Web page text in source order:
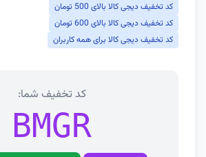
کد تخفیف دیجی کالا بالای 500 تومان
کد تخفیف دیجی کالا بالای 600 تومان
کد تخفیف دیجی کالا برای همه کاربران
کد تخفیف شما:
BMGR